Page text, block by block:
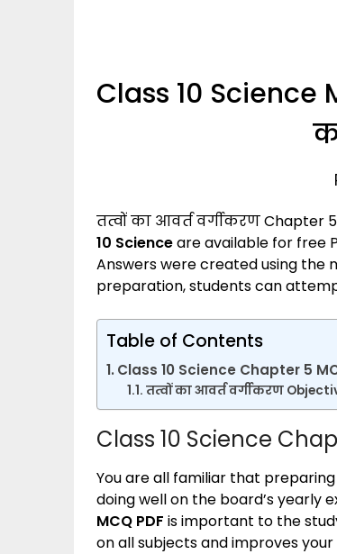
Class 10 Science
तत्वों का आवर्त वर्गीकरणChapter
10 Scienceare available for free
Answers were created using the
preparation, students can
Table of Contents
Class 10 Science Chapter 5
तत्वों का आवर्त वर्गीकरण
Class 10 Science
You are all familiar that
doing well on the board’s yearly
MCQ PDF is important to the
on all subjects and improves